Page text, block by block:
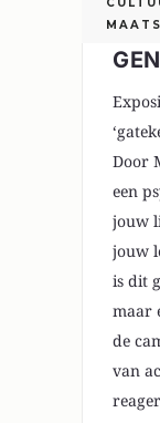
Door
een
jouw
jouw
is dit
maar
de
van